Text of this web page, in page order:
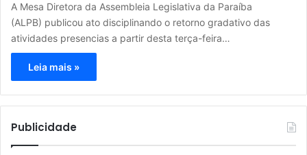
A Mesa Diretora da Assembleia Legislativa da Paraíba
(ALPB) publicou ato disciplinando o retorno gradativo das
atividades presencias a partir desta terça-feira…
Leia mais »
Publicidade